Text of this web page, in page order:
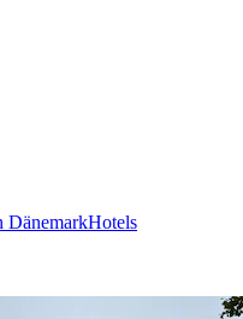
DänemarkHotels